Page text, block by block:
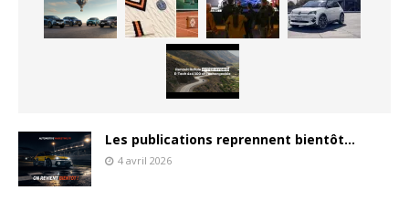
Les publications reprennent bientôt…
4 avril 2026